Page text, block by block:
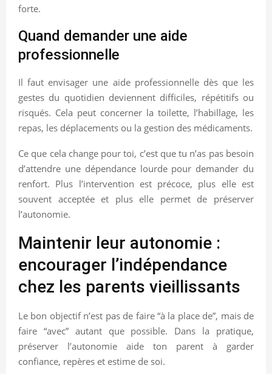
forte.
Quand demander une aide
professionnelle
Il faut envisager une aide professionnelle dès que les
gestes du quotidien deviennent difficiles, répétitifs ou
risqués. Cela peut concerner la toilette, l’habillage, les
repas, les déplacements ou la gestion des médicaments.
Ce que cela change pour toi, c’est que tu n’as pas besoin
d’attendre une dépendance lourde pour demander du
renfort. Plus l’intervention est précoce, plus elle est
souvent acceptée et plus elle permet de préserver
l’autonomie.
Maintenir leur autonomie :
encourager l’indépendance
chez les parents vieillissants
Le bon objectif n’est pas de faire “à la place de”, mais de
faire “avec” autant que possible. Dans la pratique,
préserver l’autonomie aide ton parent à garder
confiance, repères et estime de soi.